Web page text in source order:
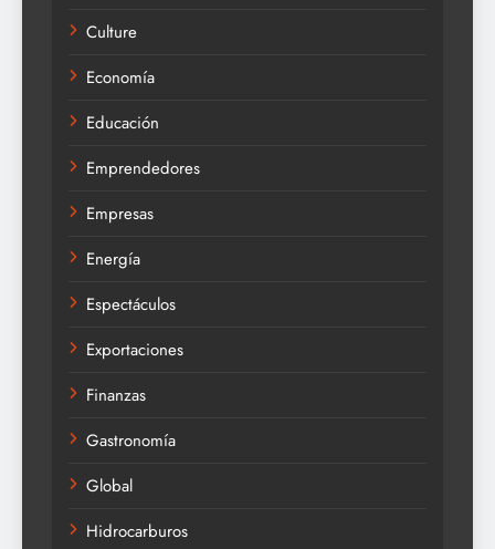
Culture
Economía
Educación
Emprendedores
Empresas
Energía
Espectáculos
Exportaciones
Finanzas
Gastronomía
Global
Hidrocarburos